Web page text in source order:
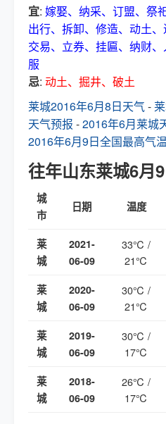
宜: 嫁娶、纳采、订盟、祭
出行、拆卸、修造、动土、
交易、立券、挂匾、纳财
服
忌: 动土、掘井、破土
莱城2016年6月8日天气-
天气预报 -2016年6月莱城
2016年6月9日全国最高气
往年山东莱城6月
城
市
日期 温度
莱
城
2021-
06-09
33℃ /
21℃
莱
城
2020-
06-09
30℃ /
21℃
莱
城
2019-
06-09
30℃ /
17℃
莱
城
2018-
06-09
26℃ /
17℃